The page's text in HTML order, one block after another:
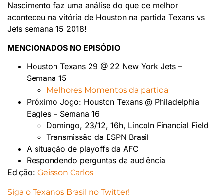
Nascimento faz uma análise do que de melhor
aconteceu na vitória de Houston na partida Texans vs
Jets semana 15 2018!
MENCIONADOS NO EPISÓDIO
Houston Texans 29 @ 22 New York Jets –
Semana 15
Melhores Momentos da partida
Próximo Jogo: Houston Texans @ Philadelphia
Eagles – Semana 16
Domingo, 23/12, 16h, Lincoln Financial Field
Transmissão da ESPN Brasil
A situação de playoffs da AFC
Respondendo perguntas da audiência
Edição: Geisson Carlos
Siga o Texanos Brasil no Twitter!